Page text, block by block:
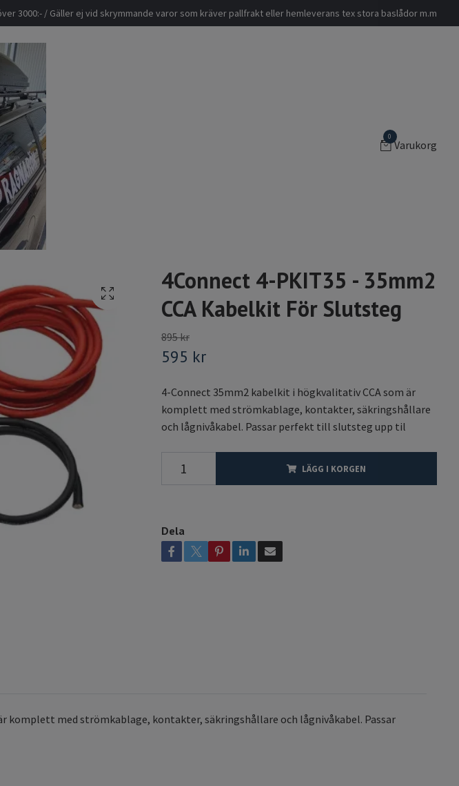
3000:- / Gäller ej vid skrymmande varor som kräver pallfrakt eller hemleverans tex stora baslådor m.m
0
Varukorg
4Connect 4-PKIT35 - 35mm2
CCA Kabelkit För Slutsteg
895 kr
595 kr
4-Connect 35mm2 kabelkit i högkvalitativ CCA som är
komplett med strömkablage, kontakter, säkringshållare
och lågnivåkabel. Passar perfekt till slutsteg upp til
LÄGG I KORGEN
Dela
komplett med strömkablage, kontakter, säkringshållare och lågnivåkabel. Passar